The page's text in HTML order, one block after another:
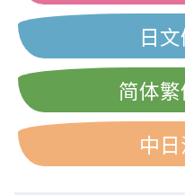
日
简体
中